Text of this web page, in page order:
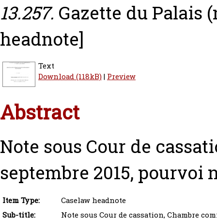
13.257. Gazette du Palais
headnote]
Text
Download (118kB)| Preview
Abstract
Note sous Cour de
septembre 2015, pourvoi
Item Type:
Caselaw headnote
Sub-title:
Note sous Cour de cassation, Chambre